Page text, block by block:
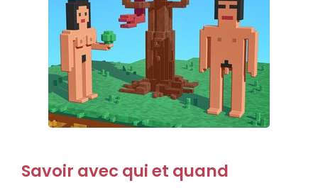
Savoir avec qui et quand